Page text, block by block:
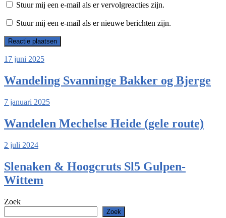
Stuur mij een e-mail als er vervolgreacties zijn.
Stuur mij een e-mail als er nieuwe berichten zijn.
17 juni 2025
Wandeling Svanninge Bakker og Bjerge
7 januari 2025
Wandelen Mechelse Heide (gele route)
2 juli 2024
Slenaken & Hoogcruts Sl5 Gulpen-
Wittem
Zoek
Zoek